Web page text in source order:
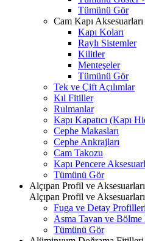
Tümünü Gör
Cam Kapı Aksesuarları
Kapı Koları
Raylı Sistemler
Kilitler
Menteşeler
Tümünü Gör
Tek ve Çift Açılımlar
Kıl Fitiller
Rulmanlar
Kapı Kapatıcı (Kapı
Cephe Makasları
Cephe Ankrajları
Cam Takozu
Kapı Pencere
Tümünü Gör
Alçıpan Profil ve Aksesuarları
Alçıpan Profil ve Aksesuarları
Fuga ve Detay Profilleri
Asma Tavan ve Bölme
Tümünü Gör